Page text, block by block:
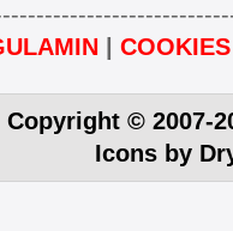
COOKIES
Copyright © 2007-
Icons by